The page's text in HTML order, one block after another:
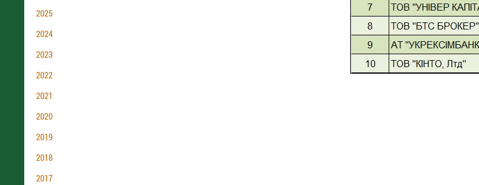
2025
2024
2023
2022
2021
2020
2019
2018
2017